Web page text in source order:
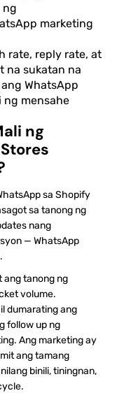
ng
marketing
rate, reply rate, at
na sukatan na
WhatsApp
mensahe
ng
sa Shopify
sa tanong ng
nang
— WhatsApp
ang tanong ng
volume.
dumarating ang
follow up ng
Ang marketing ay
ang tamang
binili, tiningnan,